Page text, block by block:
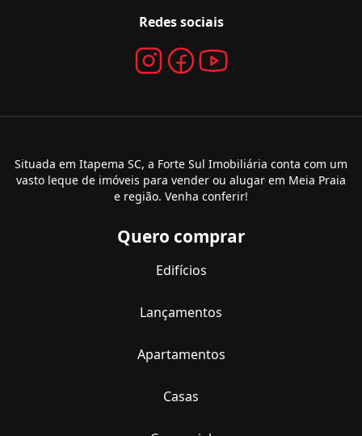
Redes sociais
Situada em Itapema SC, a Forte Sul Imobiliária conta com um
vasto leque de imóveis para vender ou alugar em Meia Praia
e região. Venha conferir!
Quero comprar
Edifícios
Lançamentos
Apartamentos
Casas